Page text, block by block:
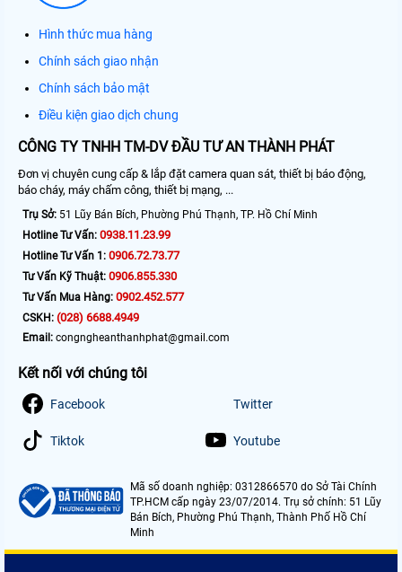
Hình thức mua hàng
Chính sách giao nhận
Chính sách bảo mật
Điều kiện giao dịch chung
CÔNG TY TNHH TM-DV ĐẦU TƯ AN THÀNH PHÁT
Đơn vị chuyên cung cấp & lắp đặt camera quan sát, thiết bị báo động,
báo cháy, máy chấm công, thiết bị mạng, ...
Trụ Sở: 51 Lũy Bán Bích, Phường Phú Thạnh, TP. Hồ Chí Minh
Hotline Tư Vấn: 0938.11.23.99
Hotline Tư Vấn 1: 0906.72.73.77
Tư Vấn Kỹ Thuật: 0906.855.330
Tư Vấn Mua Hàng: 0902.452.577
CSKH: (028) 6688.4949
Email: congngheanthanhphat@gmail.com
Kết nối với chúng tôi
Facebook Twitter
Tiktok Youtube
Mã số doanh nghiệp: 0312866570 do Sở Tài Chính
TP.HCM cấp ngày 23/07/2014. Trụ sở chính: 51 Lũy
Bán Bích, Phường Phú Thạnh, Thành Phố Hồ Chí
Minh